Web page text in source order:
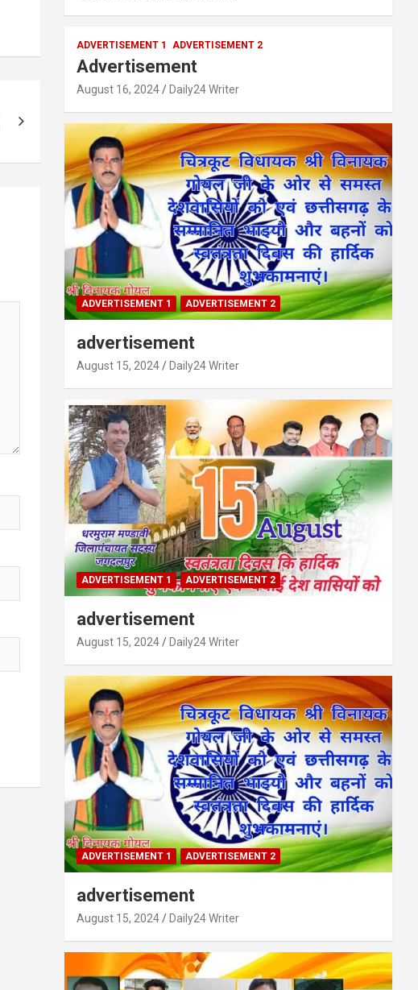
ADVERTISEMENT 1 ADVERTISEMENT 2
Advertisement
August 16, 2024 Daily24 Writer
ADVERTISEMENT 1 ADVERTISEMENT 2
advertisement
August 15, 2024 Daily24 Writer
ADVERTISEMENT 1 ADVERTISEMENT 2
advertisement
August 15, 2024 Daily24 Writer
ADVERTISEMENT 1 ADVERTISEMENT 2
advertisement
August 15, 2024 Daily24 Writer